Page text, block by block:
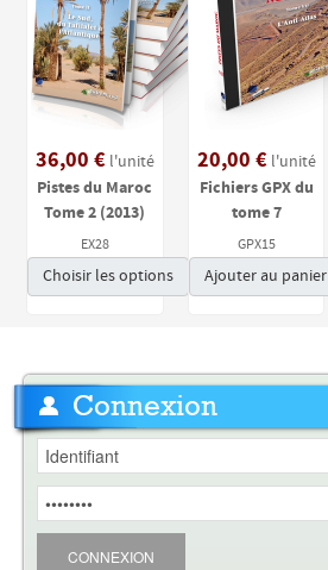
36,00 € l'unité
Pistes du Maroc
Tome 2 (2013)
EX28
Choisir les options
20,00 € l'unité
Fichiers GPX du
tome 7
GPX15
Ajouter au panier
Connexion
CONNEXION